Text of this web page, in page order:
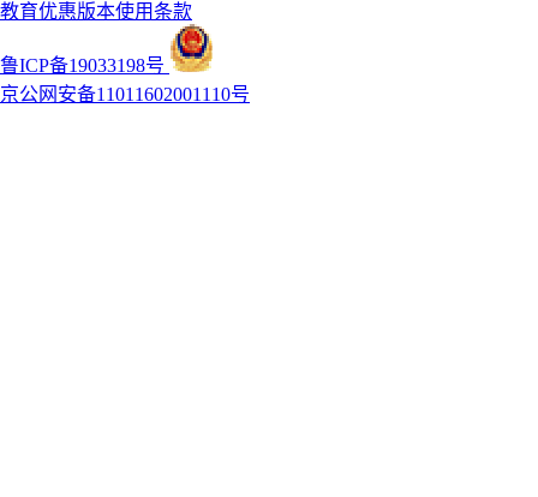
教育优惠版本使用条款
鲁ICP备19033198号
京公网安备11011602001110号